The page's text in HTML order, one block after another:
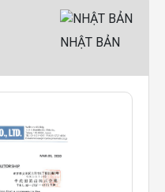
NHẬT BẢN